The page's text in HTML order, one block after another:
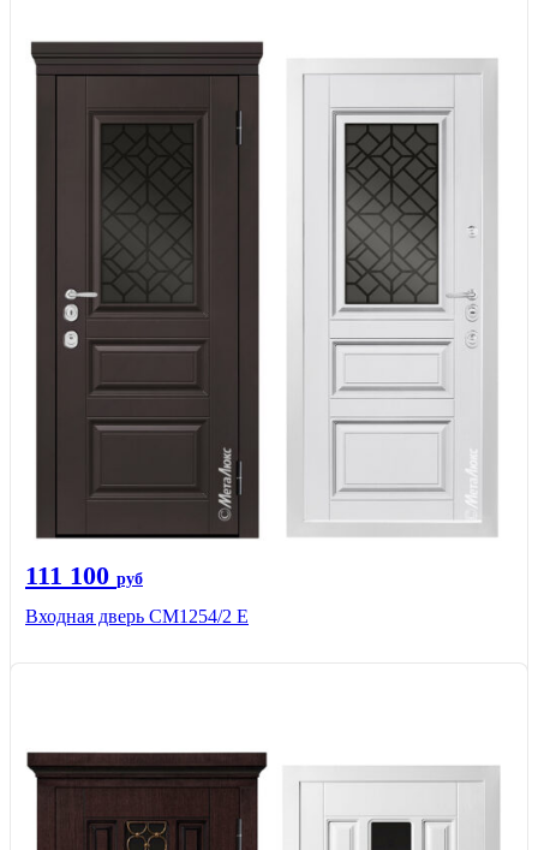
111 100 руб
Входная дверь СМ1254/2 E